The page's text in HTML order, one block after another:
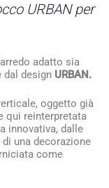
URBAN per
adatto sia
dal design URBAN.
oggetto già
qui reinterpretata
innovativa, dalle
una decorazione
come